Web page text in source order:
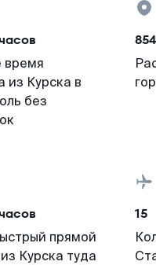
время
из Курска в
без
прямой
Курска туда
15